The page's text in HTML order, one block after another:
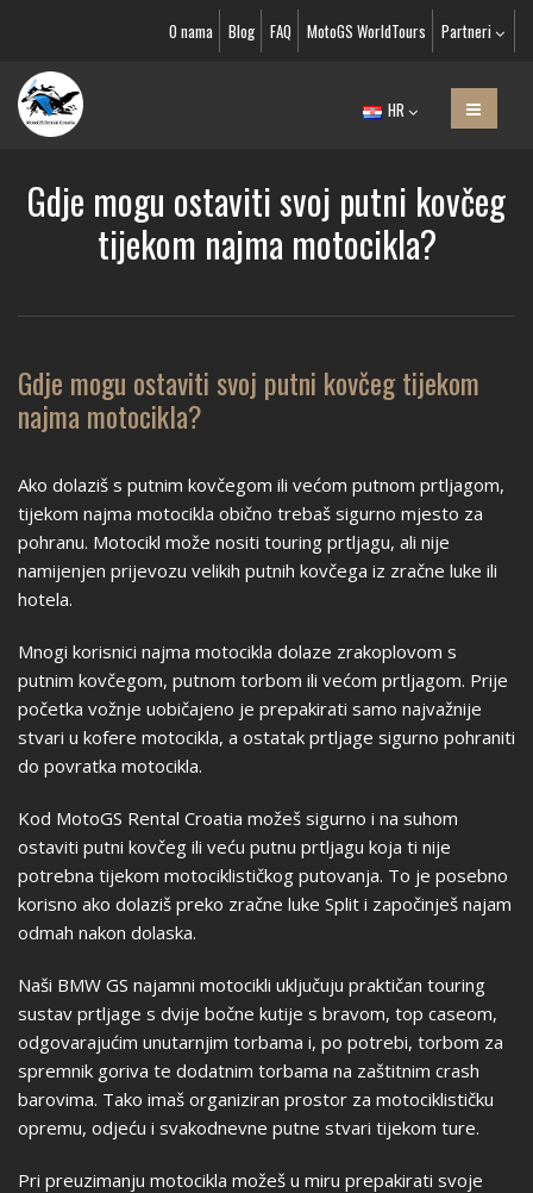
O nama Blog FAQ MotoGS WorldTours Partneri
HR
Gdje mogu ostaviti svoj putni kovčeg
tijekom najma motocikla?
Gdje mogu ostaviti svoj putni kovčeg tijekom
najma motocikla?
Ako dolaziš s putnim kovčegom ili većom putnom prtljagom,
tijekom najma motocikla obično trebaš sigurno mjesto za
pohranu. Motocikl može nositi touring prtljagu, ali nije
namijenjen prijevozu velikih putnih kovčega iz zračne luke ili
hotela.
Mnogi korisnici najma motocikla dolaze zrakoplovom s
putnim kovčegom, putnom torbom ili većom prtljagom. Prije
početka vožnje uobičajeno je prepakirati samo najvažnije
stvari u kofere motocikla, a ostatak prtljage sigurno pohraniti
do povratka motocikla.
Kod MotoGS Rental Croatia možeš sigurno i na suhom
ostaviti putni kovčeg ili veću putnu prtljagu koja ti nije
potrebna tijekom motociklističkog putovanja. To je posebno
korisno ako dolaziš preko zračne luke Split i započinješ najam
odmah nakon dolaska.
Naši BMW GS najamni motocikli uključuju praktičan touring
sustav prtljage s dvije bočne kutije s bravom, top caseom,
odgovarajućim unutarnjim torbama i, po potrebi, torbom za
spremnik goriva te dodatnim torbama na zaštitnim crash
barovima. Tako imaš organiziran prostor za motociklističku
opremu, odjeću i svakodnevne putne stvari tijekom ture.
Pri preuzimanju motocikla možeš u miru prepakirati svoje